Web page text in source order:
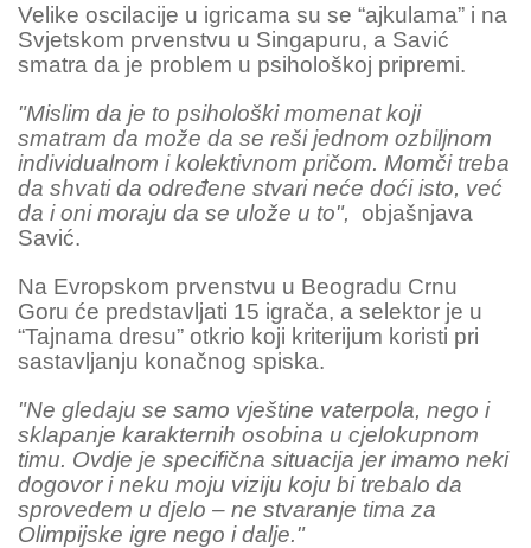
Velike oscilacije u igricama su se “ajkulama” i na
Svjetskom prvenstvu u Singapuru, a Savić
smatra da je problem u psihološkoj pripremi.
"Mislim da je to psihološki momenat koji
smatram da može da se reši jednom ozbiljnom
individualnom i kolektivnom pričom. Momči treba
da shvati da određene stvari neće doći isto, već
da i oni moraju da se ulože u to", objašnjava
Savić.
Na Evropskom prvenstvu u Beogradu Crnu
Goru će predstavljati 15 igrača, a selektor je u
“Tajnama dresu” otkrio koji kriterijum koristi pri
sastavljanju konačnog spiska.
"Ne gledaju se samo vještine vaterpola, nego i
sklapanje karakternih osobina u cjelokupnom
timu. Ovdje je specifična situacija jer imamo neki
dogovor i neku moju viziju koju bi trebalo da
sprovedem u djelo – ne stvaranje tima za
Olimpijske igre nego i dalje."